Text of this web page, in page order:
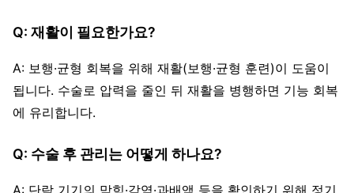
Q: 재활이 필요한가요?
A: 보행·균형 회복을 위해 재활(보행·균형 훈련)이 도움이
됩니다. 수술로 압력을 줄인 뒤 재활을 병행하면 기능 회복
에 유리합니다.
Q: 수술 후 관리는 어떻게 하나요?
A: 단락 기기의 막힘·감염·과배액 등을 확인하기 위해 정기